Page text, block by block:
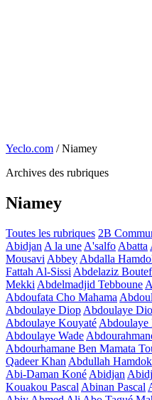
Yeclo.com / Niamey
Archives des rubriques
Niamey
Toutes les rubriques 2B
Abidjan A la une A'salfo Abatta
Mousavi Abbey Abdalla
Fattah Al-Sissi Abdelaziz
Mekki Abdelmadjid Tebboune
Abdoufata Cho Mahama
Abdoulaye Diop Abdoulaye
Abdoulaye Kouyaté Abdoulaye
Abdoulaye Wade
Abdourhamane Ben Mamata
Qadeer Khan Abdullah Hamdok
Abi-Daman Koné Abidjan
Kouakou Pascal Abinan Pascal